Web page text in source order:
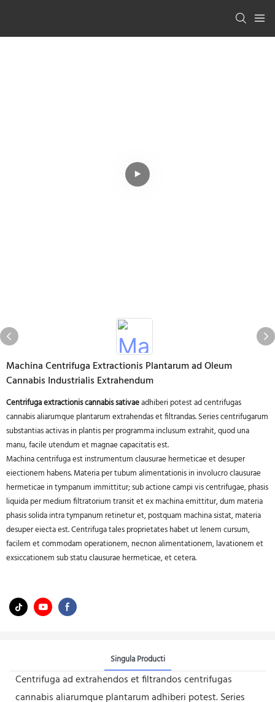
Machina Centrifuga Extractionis Plantarum ad Oleum
Cannabis Industrialis Extrahendum
Centrifuga extractionis cannabis sativaeadhiberi potest ad centrifugas
cannabis aliarumque plantarum extrahendas et filtrandas. Series centrifugarum
substantias activas in plantis per programma inclusum extrahit, quod una
manu, facile utendum et magnae capacitatis est.
Machina centrifuga est instrumentum clausurae hermeticae et desuper
eiectionem habens. Materia per tubum alimentationis in involucro clausurae
hermeticae in tympanum immittitur; sub actione campi vis centrifugae, phasis
liquida per medium filtratorium transit et ex machina emittitur, dum materia
phasis solida intra tympanum retinetur et, postquam machina sistat, materia
desuper eiecta est. Centrifuga tales proprietates habet ut lenem cursum,
facilem et commodam operationem, necnon alimentationem, lavationem et
exsiccationem sub statu clausurae hermeticae, et cetera.
Singula Producti
Centrifuga ad extrahendos et filtrandos centrifugas
cannabis aliarumque plantarum adhiberi potest. Series